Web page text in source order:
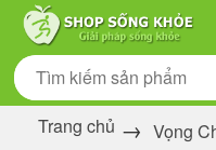
Trang chủ
Vọng